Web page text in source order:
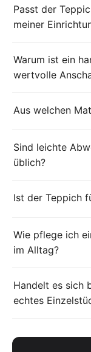
Passt der
meiner
Warum ist ein
wertvolle
Aus welchen
Sind leichte
üblich?
Ist der Teppich
Wie pflege ich
im Alltag?
Handelt es sich
echtes